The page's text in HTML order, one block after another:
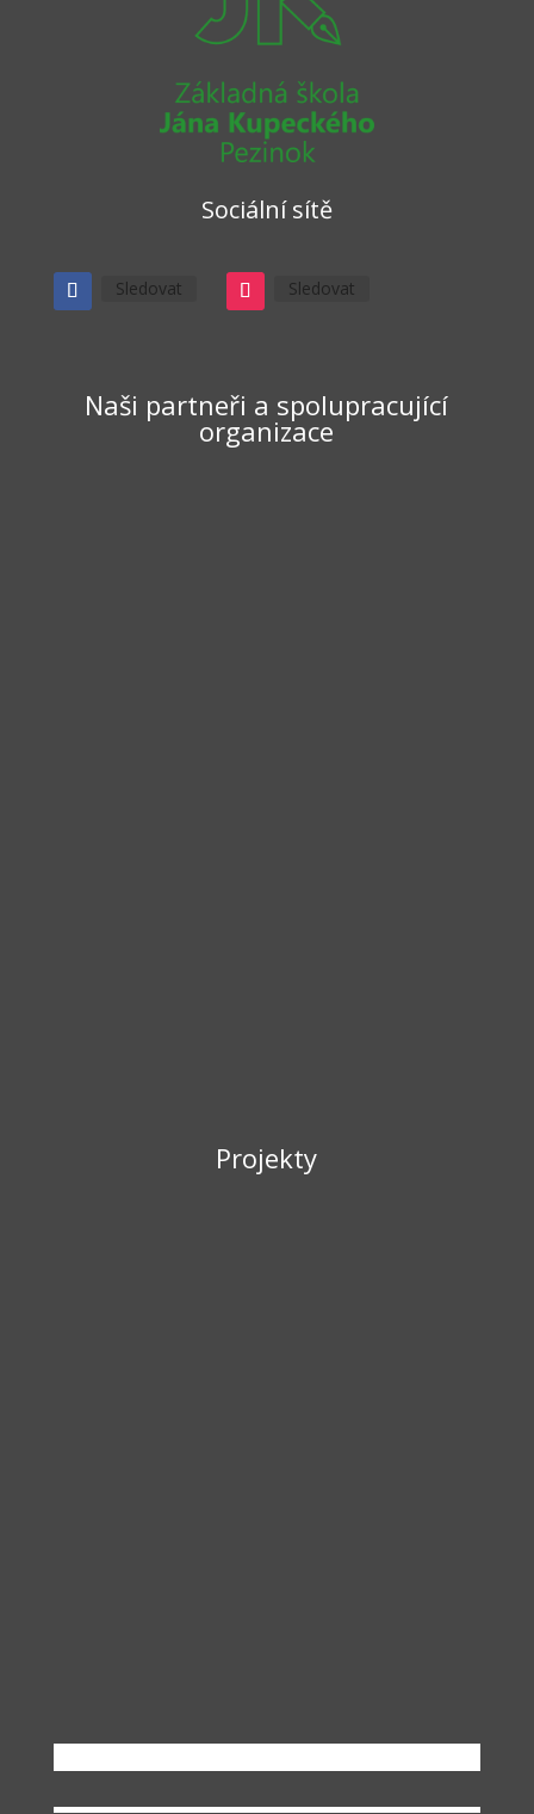
Sociální sítě
Sledovat Sledovat
Naši partneři a spolupracující
organizace
Projekty